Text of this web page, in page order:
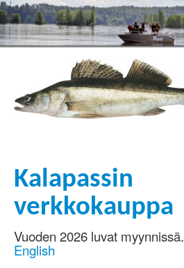
Kalapassin
verkkokauppa
Vuoden 2026 luvat myynnissä.
English